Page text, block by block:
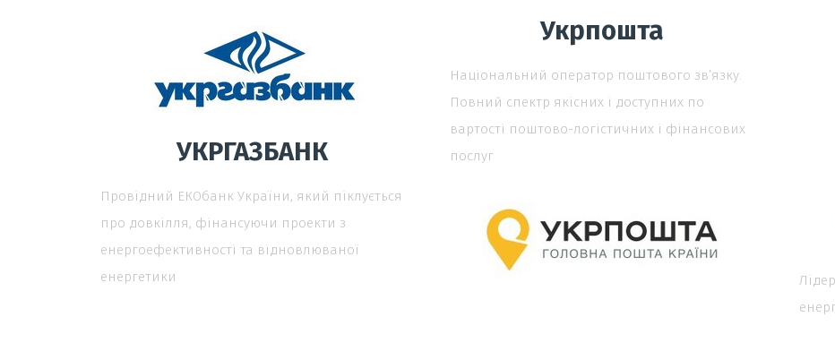
УКРГАЗБАНК
Провідний ЕКОбанк України, який піклується
про довкілля, фінансуючи проекти з
енергоефективності та відновлюваної
енергетики
Укрпошта
Національний оператор поштового зв’язку.
Повний спектр якісних і доступних по
вартості поштово-логістичних і фінансових
послуг